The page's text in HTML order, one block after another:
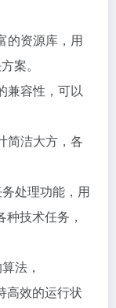
的资源库，用
案。
兼容性，可以
简洁大方，各
处理功能，用
技术任务，
法，
高效的运行状